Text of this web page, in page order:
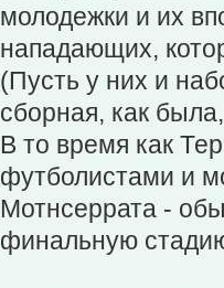
молодежки и их
нападающих,
(Пусть у них и
сборная, как
В то время как
футболистами и
Мотнсеррата -
финальную